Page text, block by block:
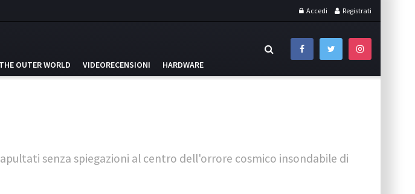
Accedi Registrati
THE OUTER WORLD VIDEORECENSIONI HARDWARE
senza spiegazioni al centro dell'orrore cosmico insondabile di